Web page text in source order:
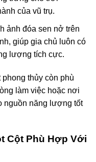
của vũ trụ.
ảnh đóa sen nở trên
giúp gia chủ luôn có
lượng tích cực.
phong thủy còn phù
làm việc hoặc nơi
nguồn năng lượng tốt
Cột Phù Hợp Với